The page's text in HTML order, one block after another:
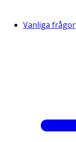
Vanliga frågor